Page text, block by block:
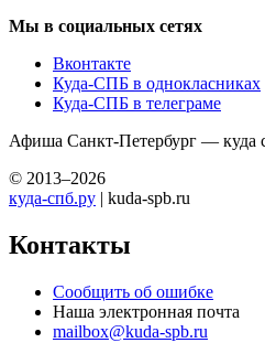
Мы в социальных сетях
Вконтакте
Куда-СПБ в однокласниках
Куда-СПБ в телеграме
Афиша Санкт-Петербург — куда
© 2013–2026
куда-спб.ру | kuda-spb.ru
Контакты
Сообщить об ошибке
Наша электронная почта
mailbox@kuda-spb.ru